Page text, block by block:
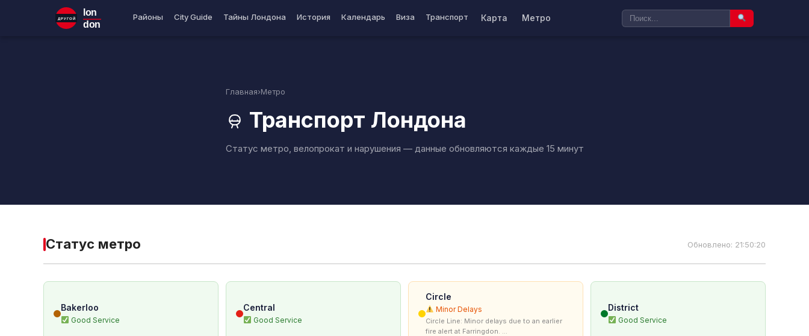
ДРУГОЙ
lon
don
Районы City Guide Тайны Лондона История Календарь Виза Транспорт Карта Метро
Главная›Метро
Транспорт Лондона
Статус метро, велопрокат и нарушения — данные обновляются каждые 15 минут
Статус метро Обновлено: 21:50:20
Bakerloo
Good Service
Central
Good Service
Circle
Minor Delays
Circle Line: Minor delays due to an earlier
fire alert at Farringdon. ...
District
Good Service